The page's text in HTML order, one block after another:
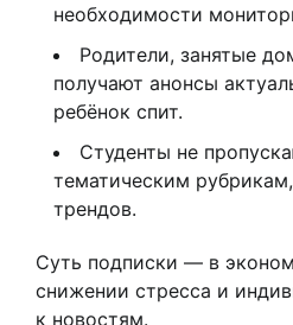
необходимости
Родители, занятые
получают анонсы
ребёнок спит.
Студенты не
тематическим
трендов.
Суть подписки — в
снижении стресса и
к новостям.